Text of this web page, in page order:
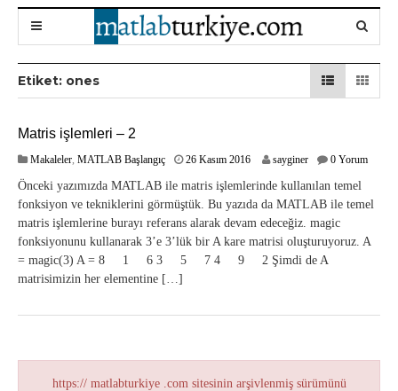
Etiket: ones
Matris işlemleri – 2
Makaleler, MATLAB Başlangıç 26 Kasım 20162
O
c
a
k
sayginer 0 Yorum
Önceki yazımızda MATLAB ile matris işlemlerinde kullanılan temel
fonksiyon ve tekniklerini görmüştük. Bu yazıda da MATLAB ile temel
matris işlemlerine burayı referans alarak devam edeceğiz. magic
fonksiyonunu kullanarak 3’e 3’lük bir A kare matrisi oluşturuyoruz. A
= magic(3) A = 8 1 6 3 5 7 4 9 2 Şimdi de A
matrisimizin her elementine […]
https:// matlabturkiye .com sitesinin arşivlenmiş sürümünü